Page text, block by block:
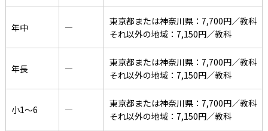
年中 ―
東京都または神奈川県：7,700円／教科
それ以外の地域：7,150円／教科
年長 ―
東京都または神奈川県：7,700円／教科
それ以外の地域：7,150円／教科
小1〜6 ―
東京都または神奈川県：7,700円／教科
それ以外の地域：7,150円／教科